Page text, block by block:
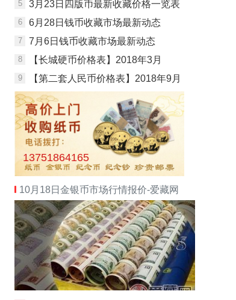
5 3月23日四版币最新收藏价格一览表
6 6月28日钱币收藏市场最新动态
7 7月6日钱币收藏市场最新动态
8 【长城硬币价格表】2018年3月
9 【第二套人民币价格表】2018年9月
13751864165
10月18日金银币市场行情报价-爱藏网